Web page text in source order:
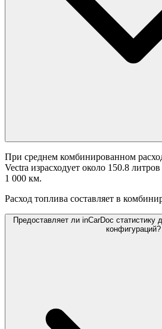
При среднем комбинированном
Vectra израсходует около 150.8
1 000 км.
Расход топлива составляет в
Предоставляет ли inCarDoc статистику
конфигураций?